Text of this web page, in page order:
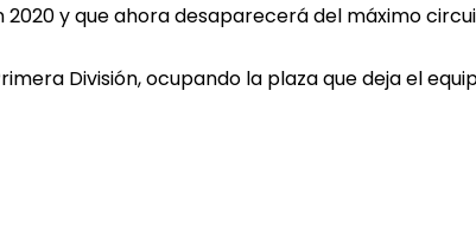
y que ahora desaparecerá del máximo
División, ocupando la plaza que deja el